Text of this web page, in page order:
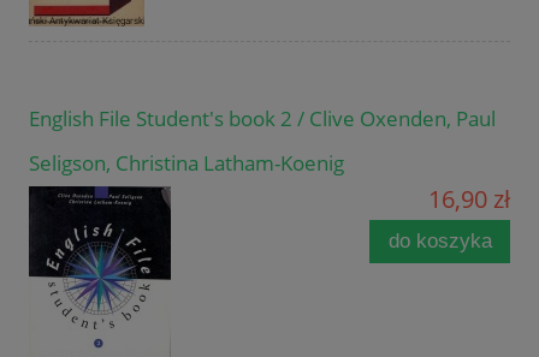
English File Student's book 2 / Clive Oxenden, Paul
Seligson, Christina Latham-Koenig
16,90 zł
do koszyka